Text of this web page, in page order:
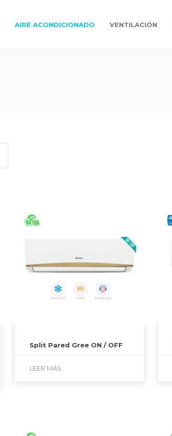
AIRE ACONDICIONADO VENTILACIÓN
Split Pared Gree ON / OFF
LEER MÁS